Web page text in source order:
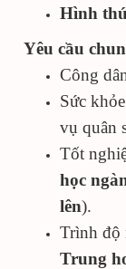
Hình
Yêu cầu
Công
Sức khỏe
vụ quân
Tốt
học
lên).
Trình độ
Trung